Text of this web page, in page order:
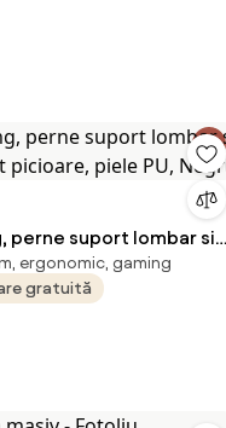
perne suport lombar si
picioare, piele PU,
ergonomic, gaming
gratuită